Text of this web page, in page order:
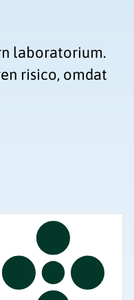
laboratorium.
risico, omdat